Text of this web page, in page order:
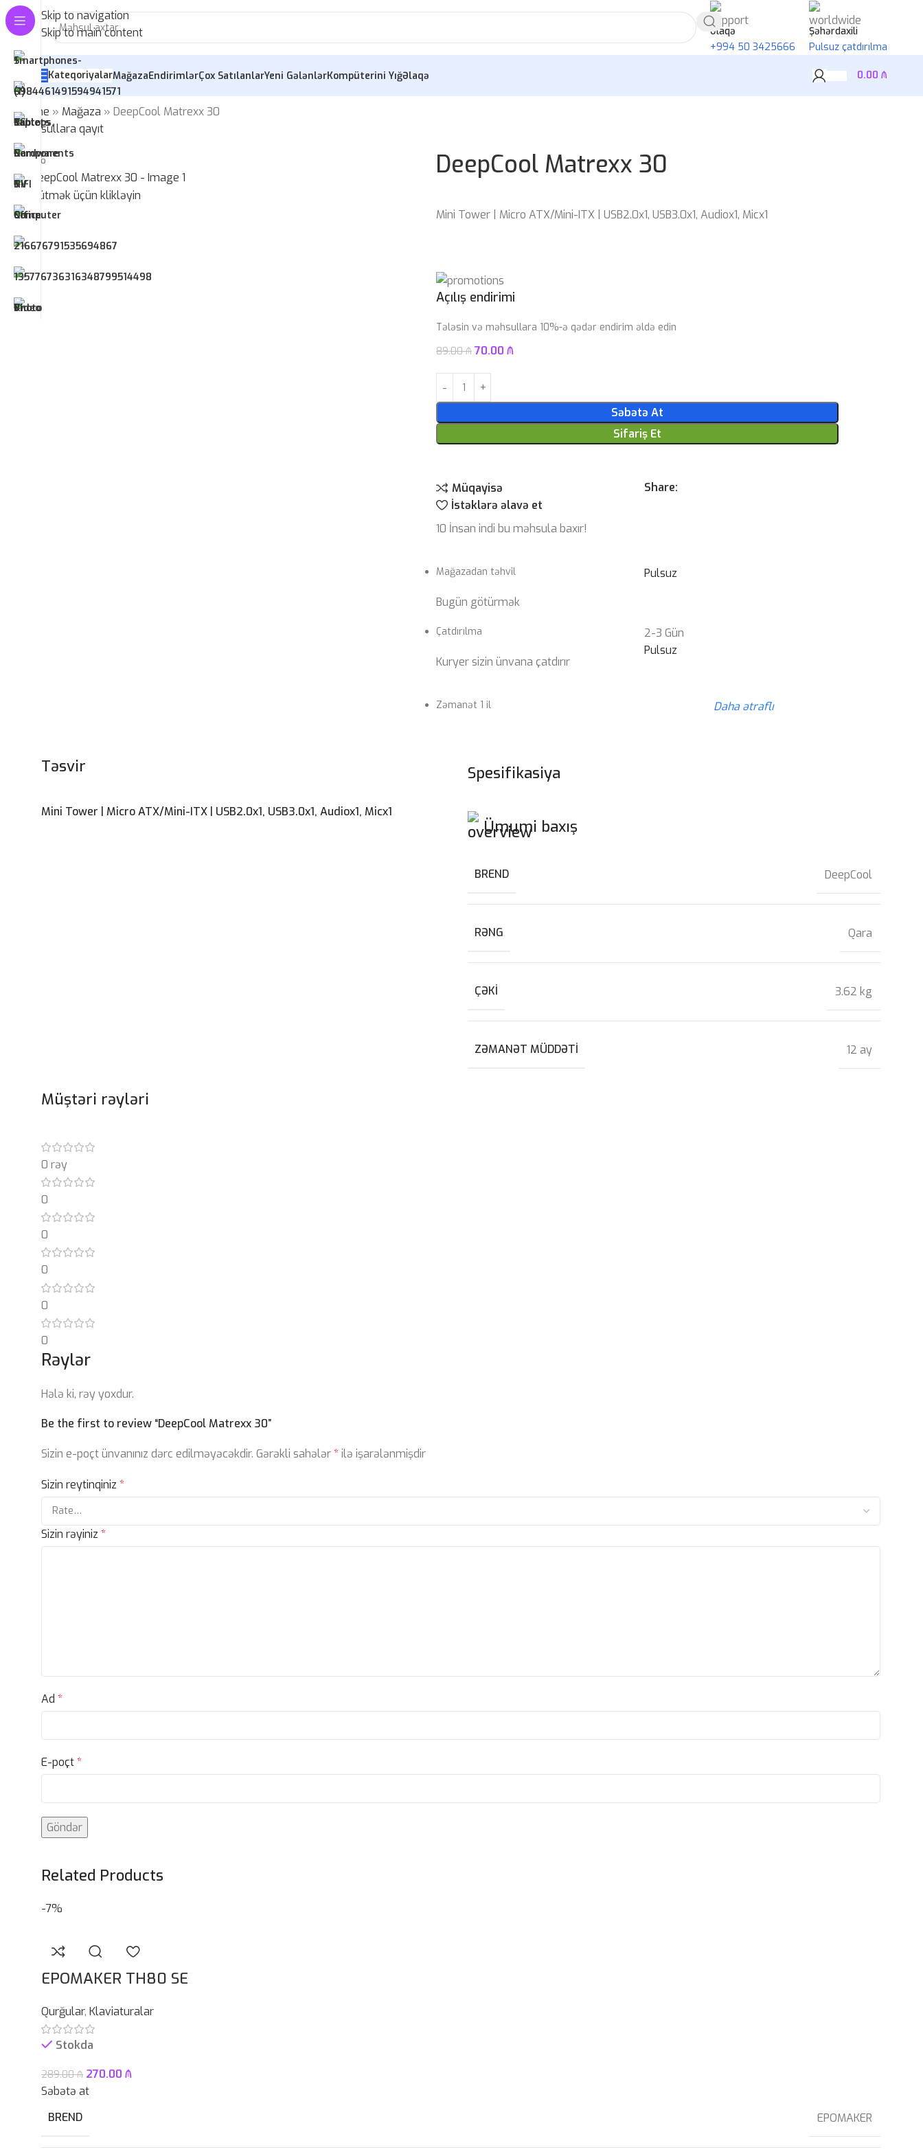
Skip to navigation
Skip to main content
Əlaqə
+994 50 3425666
Şəhərdaxili
Pulsuz çatdırılma
KateqoriyalarMağazaEndirimlərÇox SatılanlarYeni GələnlərKompüterini YığƏlaqə 0.00 ₼
Home » Mağaza »DeepCool Matrexx 30
Məhsullara qayıt
-21%
Böyütmək üçün klikləyin
DeepCool Matrexx 30
Mini Tower | Micro ATX/Mini-ITX | USB2.0x1, USB3.0x1, Audiox1, Micx1
Açılış endirimi
Tələsin və məhsullara 10%-ə qədər endirim əldə edin
89.00₼ 70.00₼
Səbətə At
Sifariş Et
Müqayisə
İstəklərə əlavə et
Share:
10 İnsan indi bu məhsula baxır!
Mağazadan təhvil
Bugün götürmək
Pulsuz
Çatdırılma
Kuryer sizin ünvana çatdırır
2-3 Gün
Pulsuz
Zəmanət 1 il Daha ətraflı
Təsvir
Mini Tower | Micro ATX/Mini-ITX | USB2.0x1, USB3.0x1, Audiox1, Micx1
Spesifikasiya
Ümumi baxış
BREND DeepCool
RƏNG Qara
ÇƏKI 3.62 kg
ZƏMANƏT MÜDDƏTI 12 ay
Müştəri rəyləri
0 rəy
0
0
0
0
0
Rəylər
Hələ ki, rəy yoxdur.
Be the first to review “DeepCool Matrexx 30”
Sizin e-poçt ünvanınız dərc edilməyəcəkdir. Gərəkli sahələr*ilə işarələnmişdir
Sizin reytinqiniz *
Sizin rəyiniz *
Ad *
E-poçt*
Related Products
-7%
EPOMAKER TH80 SE
Qurğular, Klaviaturalar
Stokda
289.00₼ 270.00 ₼
Səbətə at
BREND
EPOMAKER